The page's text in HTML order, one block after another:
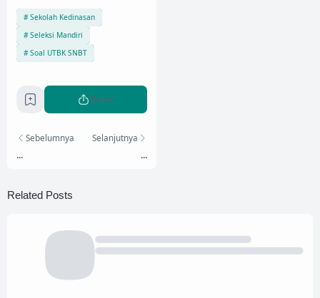
Sekolah Kedinasan
Seleksi Mandiri
Soal UTBK SNBT
Share
Sebelumnya
...
Selanjutnya
...
Related Posts